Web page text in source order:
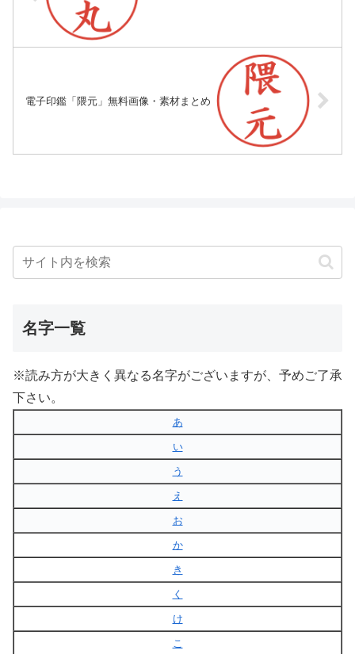
電子印鑑「隈元」無料画像・素材まとめ
名字一覧
※読み方が大きく異なる名字がございますが、予めご了承
下さい。
あ
い
う
え
お
か
き
く
け
こ